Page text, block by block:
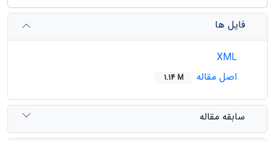
فایل ها
اصل مقاله
1.14 M
سابقه مقاله